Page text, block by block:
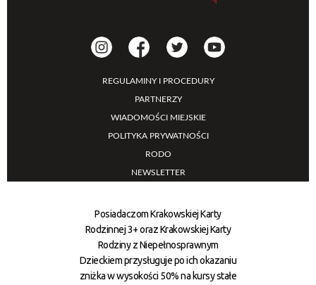
REGULAMINY I PROCEDURY
PARTNERZY
WIADOMOŚCI MIEJSKIE
POLITYKA PRYWATNOŚCI
RODO
NEWSLETTER
Posiadaczom Krakowskiej Karty
Rodzinnej 3+ oraz Krakowskiej Karty
Rodziny z Niepełnosprawnym
Dzieckiem przysługuje po ich okazaniu
zniżka w wysokości 50% na kursy stałe